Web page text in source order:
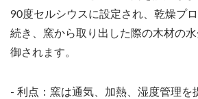
90度セルシウスに設定され、乾燥プ
続き、窯から取り出した際の木材の
御されます。
- 利点：窯は通気、加熱、湿度管理を